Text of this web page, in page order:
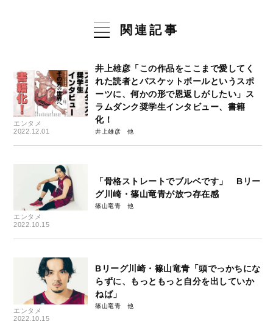
関連記事
エンタメ
2022.12.01
井上雄彦「この作品をここまで愛してく
れた読者とバスケットボールというスポ
ーツに、何かの形で恩返しがしたい」ス
ラムダンク奨学生インタビュー、書籍
化！
井上雄彦
エンタメ
2022.10.15
「骨格ストレートでブルベです」 Bリー
グ川崎・篠山竜青が放つ存在感
篠山竜青
エンタメ
2022.10.15
Bリーグ川崎・篠山竜青「頭でっかちにな
らずに、もっともっと自分を出していか
ねば」
篠山竜青